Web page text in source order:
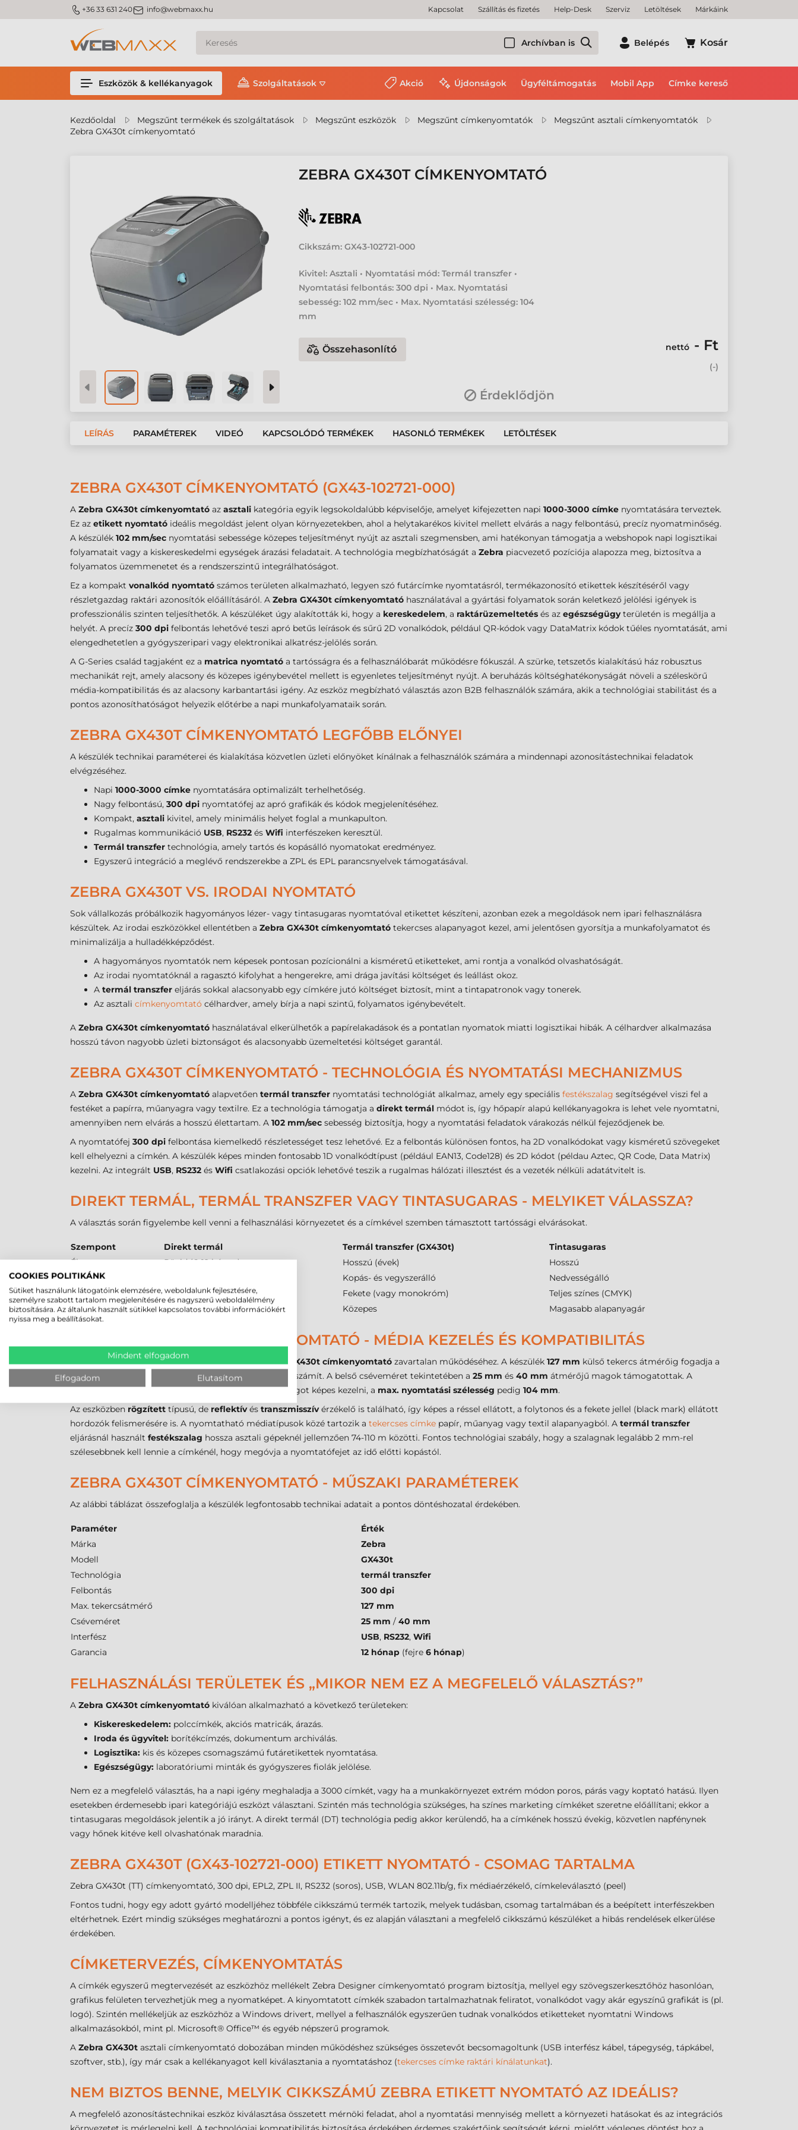
m_phone +36 33 631 240m_email info@webmaxx.hu Kapcsolat Szállítás és fizetés Help-Desk Szerviz Letöltések Márkáink
Archívban is Belépés Kosár
Eszközök & kellékanyagok Szolgáltatások Akció Újdonságok Ügyféltámogatás Mobil App Címke kereső
Kezdőoldal Megszűnt termékek és szolgáltatások Megszűnt eszközök Megszűnt címkenyomtatók
Megszűnt asztali címkenyomtatók
Zebra GX430t címkenyomtató
ZEBRA GX430T CÍMKENYOMTATÓ
Cikkszám: GX43-102721-000
Kivitel: Asztali • Nyomtatási mód: Termál transzfer •
Nyomtatási felbontás: 300 dpi • Max. Nyomtatási
sebesség: 102 mm/sec • Max. Nyomtatási szélesség: 104
mm
Összehasonlító nettó - Ft
(-)
Érdeklődjön
LEÍRÁS PARAMÉTEREK VIDEÓ KAPCSOLÓDÓ TERMÉKEK HASONLÓ TERMÉKEK LETÖLTÉSEK
ZEBRA GX430T CÍMKENYOMTATÓ (GX43-102721-000)
A Zebra GX430t címkenyomtató az asztali kategória egyik legsokoldalúbb képviselője, amelyet kifejezetten napi 1000-3000 címke nyomtatására terveztek.
Ez az etikett nyomtató ideális megoldást jelent olyan környezetekben, ahol a helytakarékos kivitel mellett elvárás a nagy felbontású, precíz nyomatminőség.
A készülék 102 mm/sec nyomtatási sebessége közepes teljesítményt nyújt az asztali szegmensben, ami hatékonyan támogatja a webshopok napi logisztikai
folyamatait vagy a kiskereskedelmi egységek árazási feladatait. A technológia megbízhatóságát a Zebra piacvezető pozíciója alapozza meg, biztosítva a
folyamatos üzemmenetet és a rendszerszintű integrálhatóságot.
Ez a kompakt vonalkód nyomtató számos területen alkalmazható, legyen szó futárcímke nyomtatásról, termékazonosító etikettek készítéséről vagy
részletgazdag raktári azonosítók előállításáról. A Zebra GX430t címkenyomtató használatával a gyártási folyamatok során keletkező jelölési igények is
professzionális szinten teljesíthetők. A készüléket úgy alakították ki, hogy a kereskedelem, a raktárüzemeltetés és az egészségügyterületén is megállja a
helyét. A precíz 300 dpi felbontás lehetővé teszi apró betűs leírások és sűrű 2D vonalkódok, például QR-kódok vagy DataMatrix kódok tűéles nyomtatását, ami
elengedhetetlen a gyógyszeripari vagy elektronikai alkatrész-jelölés során.
A G-Series család tagjaként ez a matrica nyomtató a tartósságra és a felhasználóbarát működésre fókuszál. A szürke, tetszetős kialakítású ház robusztus
mechanikát rejt, amely alacsony és közepes igénybevétel mellett is egyenletes teljesítményt nyújt. A beruházás költséghatékonyságát növeli a széleskörű
média-kompatibilitás és az alacsony karbantartási igény. Az eszköz megbízható választás azon B2B felhasználók számára, akik a technológiai stabilitást és a
pontos azonosíthatóságot helyezik előtérbe a napi munkafolyamataik során.
ZEBRA GX430T CÍMKENYOMTATÓ LEGFŐBB ELŐNYEI
A készülék technikai paraméterei és kialakítása közvetlen üzleti előnyöket kínálnak a felhasználók számára a mindennapi azonosítástechnikai feladatok
elvégzéséhez.
Napi 1000-3000 címke nyomtatására optimalizált terhelhetőség.
Nagy felbontású, 300 dpi nyomtatófej az apró grafikák és kódok megjelenítéséhez.
Kompakt, asztali kivitel, amely minimális helyet foglal a munkapulton.
Rugalmas kommunikáció USB, RS232 és Wifi interfészeken keresztül.
Termál transzfer technológia, amely tartós és kopásálló nyomatokat eredményez.
Egyszerű integráció a meglévő rendszerekbe a ZPL és EPL parancsnyelvek támogatásával.
ZEBRA GX430T VS. IRODAI NYOMTATÓ
Sok vállalkozás próbálkozik hagyományos lézer- vagy tintasugaras nyomtatóval etikettet készíteni, azonban ezek a megoldások nem ipari felhasználásra
készültek. Az irodai eszközökkel ellentétben a Zebra GX430t címkenyomtató tekercses alapanyagot kezel, ami jelentősen gyorsítja a munkafolyamatot és
minimalizálja a hulladékképződést.
A hagyományos nyomtatók nem képesek pontosan pozícionálni a kisméretű etiketteket, ami rontja a vonalkód olvashatóságát.
Az irodai nyomtatóknál a ragasztó kifolyhat a hengerekre, ami drága javítási költséget és leállást okoz.
A termál transzfer eljárás sokkal alacsonyabb egy címkére jutó költséget biztosít, mint a tintapatronok vagy tonerek.
Az asztali címkenyomtató célhardver, amely bírja a napi szintű, folyamatos igénybevételt.
A Zebra GX430t címkenyomtató használatával elkerülhetők a papírelakadások és a pontatlan nyomatok miatti logisztikai hibák. A célhardver alkalmazása
hosszú távon nagyobb üzleti biztonságot és alacsonyabb üzemeltetési költséget garantál.
ZEBRA GX430T CÍMKENYOMTATÓ - TECHNOLÓGIA ÉS NYOMTATÁSI MECHANIZMUS
A Zebra GX430t címkenyomtató alapvetően termál transzfer nyomtatási technológiát alkalmaz, amely egy speciális festékszalag segítségével viszi fel a
festéket a papírra, műanyagra vagy textilre. Ez a technológia támogatja a direkt termál módot is, így hőpapír alapú kellékanyagokra is lehet vele nyomtatni,
amennyiben nem elvárás a hosszú élettartam. A 102 mm/sec sebesség biztosítja, hogy a nyomtatási feladatok várakozás nélkül fejeződjenek be.
A nyomtatófej 300 dpi felbontása kiemelkedő részletességet tesz lehetővé. Ez a felbontás különösen fontos, ha 2D vonalkódokat vagy kisméretű szövegeket
kell elhelyezni a címkén. A készülék képes minden fontosabb 1D vonalkódtípust (például EAN13, Code128) és 2D kódot (példau Aztec, QR Code, Data Matrix)
kezelni. Az integrált USB, RS232 és Wifi csatlakozási opciók lehetővé teszik a rugalmas hálózati illesztést és a vezeték nélküli adatátvitelt is.
DIREKT TERMÁL, TERMÁL TRANSZFER VAGY TINTASUGARAS - MELYIKET VÁLASSZA?
A választás során figyelembe kell venni a felhasználási környezetet és a címkével szemben támasztott tartóssági elvárásokat.
Szempont Direkt termál Termál transzfer (GX430t)
Tintasugaras
Élettartam
Rövid (6-12 hónap) Hosszú (évek)
Hosszú
Ellenállóság
Kopás- és vegyszerálló
Nedvességálló
Szín
Csak fekete Fekete (vagy monokróm)
Teljes színes (CMYK)
Költség
Alacsony (nincs szalag) Közepes Magasabb alapanyagár
ZEBRA GX430T VONALKÓD NYOMTATÓ - MÉDIA KEZELÉS ÉS KOMPATIBILITÁS
A kellékanyagok helyes kiválasztása kritikus aZebra GX430t címkenyomtató zavartalan működéséhez. A készülék 127 mm külső tekercs átmérőig fogadja a
médiát, ami asztali kategóriában sztenderd méretnek számít. A belső cséveméret tekintetében a 25 mm és 40 mm átmérőjű magok támogatottak. A
nyomtató9,7 mm és990 mmközötti címkemagasságot képes kezelni, a max. nyomtatási szélesség pedig 104 mm.
Az eszközben rögzített típusú, de reflektívés transzmisszívérzékelő is található, így képes a réssel ellátott, a folytonos és a fekete jellel (black mark) ellátott
hordozók felismerésére is. A nyomtatható médiatípusok közé tartozik a tekercses címke papír, műanyag vagy textil alapanyagból. A termál transzfer
eljárásnál használt festékszalag hossza asztali gépeknél jellemzően 74-110 m közötti. Fontos technológiai szabály, hogy a szalagnak legalább 2 mm-rel
szélesebbnek kell lennie a címkénél, hogy megóvja a nyomtatófejet az idő előtti kopástól.
ZEBRA GX430T CÍMKENYOMTATÓ - MŰSZAKI PARAMÉTEREK
Az alábbi táblázat összefoglalja a készülék legfontosabb technikai adatait a pontos döntéshozatal érdekében.
Paraméter
Érték
Márka
Zebra
Modell
GX430t
Technológia
termál transzfer
Felbontás
300 dpi
Max. tekercsátmérő
127 mm
Cséveméret
25 mm / 40 mm
Interfész
USB, RS232, Wifi
Garancia
12 hónap (fejre 6 hónap)
FELHASZNÁLÁSI TERÜLETEK ÉS „MIKOR NEM EZ A MEGFELELŐ VÁLASZTÁS?”
A Zebra GX430t címkenyomtató kiválóan alkalmazható a következő területeken:
Kiskereskedelem: polccímkék, akciós matricák, árazás.
Iroda és ügyvitel: borítékcímzés, dokumentum archiválás.
Logisztika: kis és közepes csomagszámú futáretikettek nyomtatása.
Egészségügy: laboratóriumi minták és gyógyszeres fiolák jelölése.
Nem ez a megfelelő választás, ha a napi igény meghaladja a 3000 címkét, vagy ha a munkakörnyezet extrém módon poros, párás vagy koptató hatású. Ilyen
esetekben érdemesebb ipari kategóriájú eszközt választani. Szintén más technológia szükséges, ha színes marketing címkéket szeretne előállítani; ekkor a
tintasugaras megoldások jelentik a jó irányt. A direkt termál (DT) technológia pedig akkor kerülendő, ha a címkének hosszú évekig, közvetlen napfénynek
vagy hőnek kitéve kell olvashatónak maradnia.
ZEBRA GX430T (GX43-102721-000) ETIKETT NYOMTATÓ - CSOMAG TARTALMA
Zebra GX430t (TT) címkenyomtató, 300 dpi, EPL2, ZPL II, RS232 (soros), USB, WLAN 802.11b/g, fix médiaérzékelő, címkeleválasztó (peel)
Fontos tudni, hogy egy adott gyártó modelljéhez többféle cikkszámú termék tartozik, melyek tudásban, csomag tartalmában és a beépített interfészekben
eltérhetnek. Ezért mindig szükséges meghatározni a pontos igényt, és ez alapján választani a megfelelő cikkszámú készüléket a hibás rendelések elkerülése
érdekében.
CÍMKETERVEZÉS, CÍMKENYOMTATÁS
A címkék egyszerű megtervezését az eszközhöz mellékelt Zebra Designer címkenyomtató program biztosítja, mellyel egy szövegszerkesztőhöz hasonlóan,
grafikus felületen tervezhetjük meg a nyomatképet. A kinyomtatott címkék szabadon tartalmazhatnak feliratot, vonalkódot vagy akár egyszínű grafikát is (pl.
logó). Szintén mellékeljük az eszközhöz a Windows drivert, mellyel a felhasználók egyszerűen tudnak vonalkódos etiketteket nyomtatni Windows
alkalmazásokból, mint pl. Microsoft® Office™ és egyéb népszerű programok.
A Zebra GX430t asztali címkenyomtató dobozában minden működéshez szükséges összetevőt becsomagoltunk (USB interfész kábel, tápegység, tápkábel,
szoftver, stb.), így már csak a kellékanyagot kell kiválasztania a nyomtatáshoz (tekercses címke raktári kínálatunkat).
NEM BIZTOS BENNE, MELYIK CIKKSZÁMÚ ZEBRA ETIKETT NYOMTATÓ AZ IDEÁLIS?
A megfelelő azonosítástechnikai eszköz kiválasztása összetett mérnöki feladat, ahol a nyomtatási mennyiség mellett a környezeti hatásokat és az integrációs
COOKIES POLITIKÁNK
Sütiket használunk látogatóink elemzésére, weboldalunk fejlesztésére,
személyre szabott tartalom megjelenítésére és nagyszerű weboldalélmény
biztosítására. Az általunk használt sütikkel kapcsolatos további információkért
nyissa meg a beállításokat.
Mindent elfogadom
Elfogadom Elutasítom